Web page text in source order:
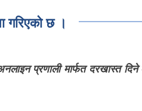
गरिएकाे छ ।
प्रणाली मार्फत दरखास्त दिने